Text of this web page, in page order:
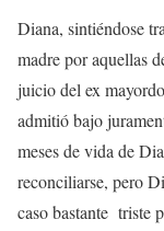
Diana, sintiéndose
madre por aquellas
juicio del ex
admitió bajo
meses de vida de
reconciliarse, pero
caso bastante triste